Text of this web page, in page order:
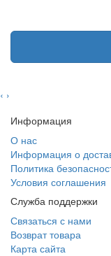
‹ ›
Информация
О нас
Информация о
Политика
Условия соглашения
Служба поддержки
Связаться с нами
Возврат товара
Карта сайта